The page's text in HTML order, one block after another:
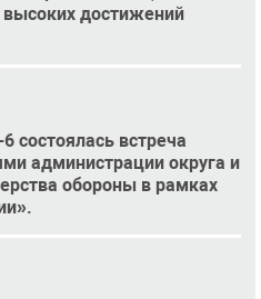
достижений
состоялась встреча
администрации округа и
обороны в рамках